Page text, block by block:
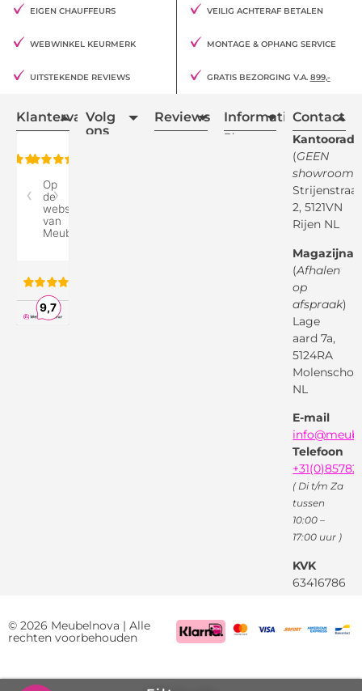
EIGEN CHAUFFEURS VEILIG ACHTERAF BETALEN
WEBWINKEL KEURMERK MONTAGE & OPHANG SERVICE
UITSTEKENDE REVIEWS GRATIS BEZORGING V.A. 899,-
Klantervaring
Volg
ons
Reviews Informatie
Blogs
Retourvoorwaarden
Betaalmethodes
Montageservice
Garantievoorwaarden
Privacybeleid
Contact
(GEEN
showroom
Strijenstraat
2, 5121VN
Rijen NL
(Afhalen
op
afspraak)
Lage
aard 7a,
5124RA
Molenschot
NL
E-mail
Telefoon
( Di t/m Za
tussen
10:00 –
17:00 uur )
KVK
63416786
© 2026 Meubelnova | Alle
rechten voorbehouden